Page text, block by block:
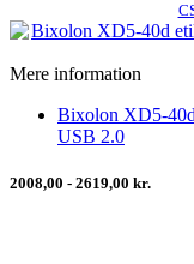
Mere information
Bixolon XD5-
USB 2.0
2008,00 - 2619,00 kr.